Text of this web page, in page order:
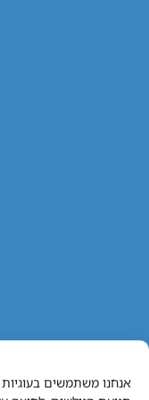
אנחנו משתמשים